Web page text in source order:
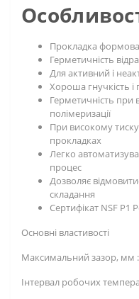
Прокладка
Герметичність
Для активний і
Хороша гнучкість
Герметичність при
полімеризації
При високому
прокладках
Легко
процес
Дозволяє
складання
Сертифікат NSF P1
Основні властивості
Максимальний зазор, мм
Інтервал робочих